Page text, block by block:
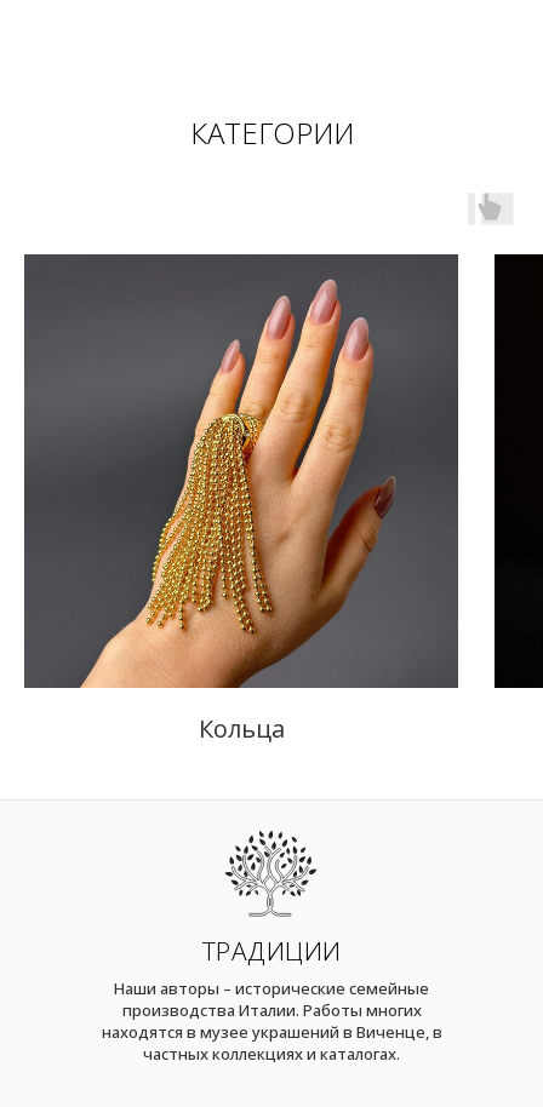
КАТЕГОРИИ
Кольца
ТРАДИЦИИ
Наши авторы – исторические семейные
производства Италии. Работы многих
находятся в музее украшений в Виченце, в
частных коллекциях и каталогах.